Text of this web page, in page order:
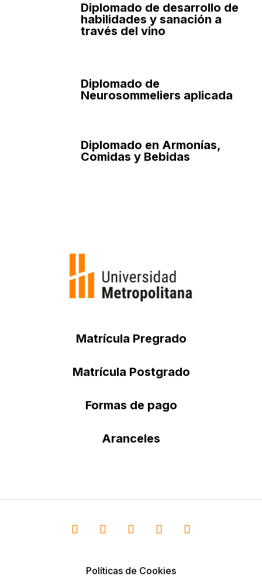
Diplomado de desarrollo de
habilidades y sanación a
través del vino
Diplomado de
Neurosommeliers aplicada
Diplomado en Armonías,
Comidas y Bebidas
Matrícula Pregrado
Matrícula Postgrado
Formas de pago
Aranceles
Políticas de Cookies